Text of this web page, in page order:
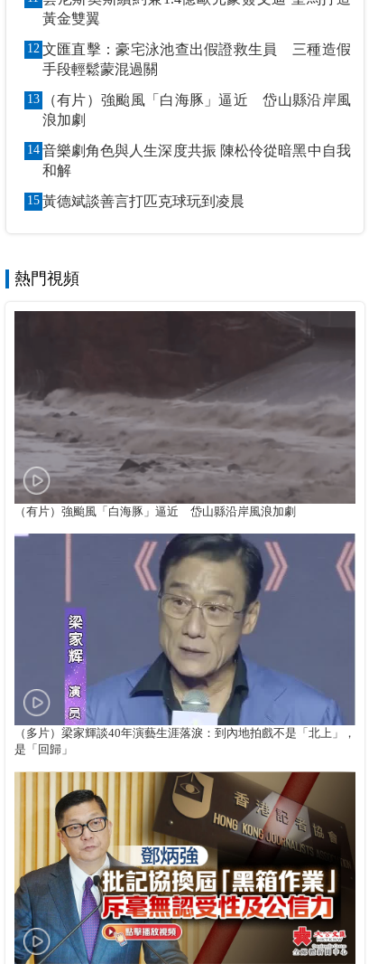
黃金雙翼
12 文匯直擊：豪宅泳池查出假證救生員 三種造假
手段輕鬆蒙混過關
13
（有片）強颱風「白海豚」逼近 岱山縣沿岸風
浪加劇
14 音樂劇角色與人生深度共振 陳松伶從暗黑中自我
和解
15 黃德斌談善言打匹克球玩到凌晨
熱門視頻
（有片）強颱風「白海豚」逼近 岱山縣沿岸風浪加劇
（多片）梁家輝談40年演藝生涯落淚：到內地拍戲不是「北上」，
是「回歸」